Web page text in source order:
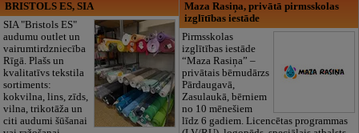
BRISTOLS ES, SIA
SIA "Bristols ES"
audumu outlet un
vairumtirdzniecība
Rīgā. Plašs un
kvalitatīvs tekstila
sortiments:
kokvilna, lins, zīds,
vilna, trikotāža un
citi audumi šūšanai
Maza Rasiņa, privātā pirmsskolas
izglītības iestāde
Pirmsskolas
izglītības iestāde
“Maza Rasiņa” –
privātais bērnudārzs
Pārdaugavā,
Zasulaukā, bērniem
no 10 mēnešiem
līdz 6 gadiem. Licencētas programmas